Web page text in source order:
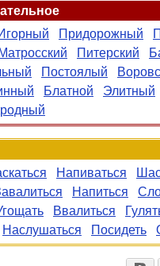
Придорожный
Матросский Питерский
Постоялый
Блатной
Элитный
Напиваться
Напиться
Ввалиться
Наслушаться Посидеть